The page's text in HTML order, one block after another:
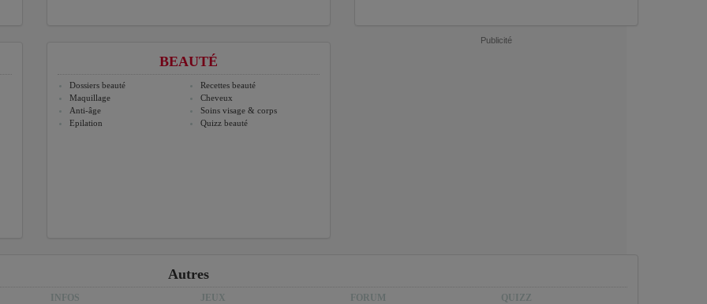
BEAUTÉ
Dossiers beauté
Recettes beauté
Maquillage
Cheveux
Anti-âge
Soins visage & corps
Epilation
Quizz beauté
Publicité
Autres
INFOS JEUX FORUM QUIZZ